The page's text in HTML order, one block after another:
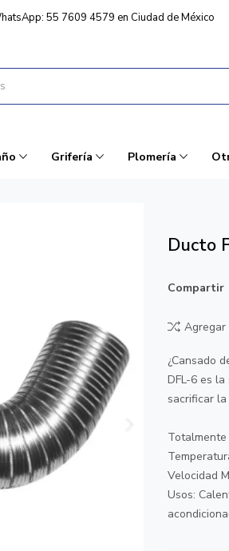
55 7609 4579 en Ciudad de México
Grifería Plomería
Ducto
Compartir
Agregar
¿Cansado
DFL-6 es
sacrificar
Velocidad
Usos: